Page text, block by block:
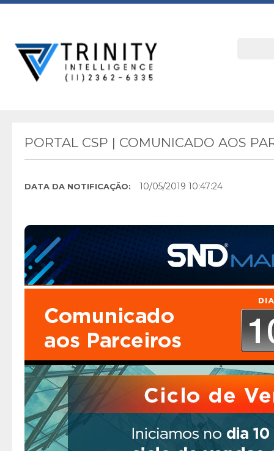
PORTAL CSP | COMUNICADO AOS
DATA DA NOTIFICAÇÃO: 10/05/2019 10:47:24